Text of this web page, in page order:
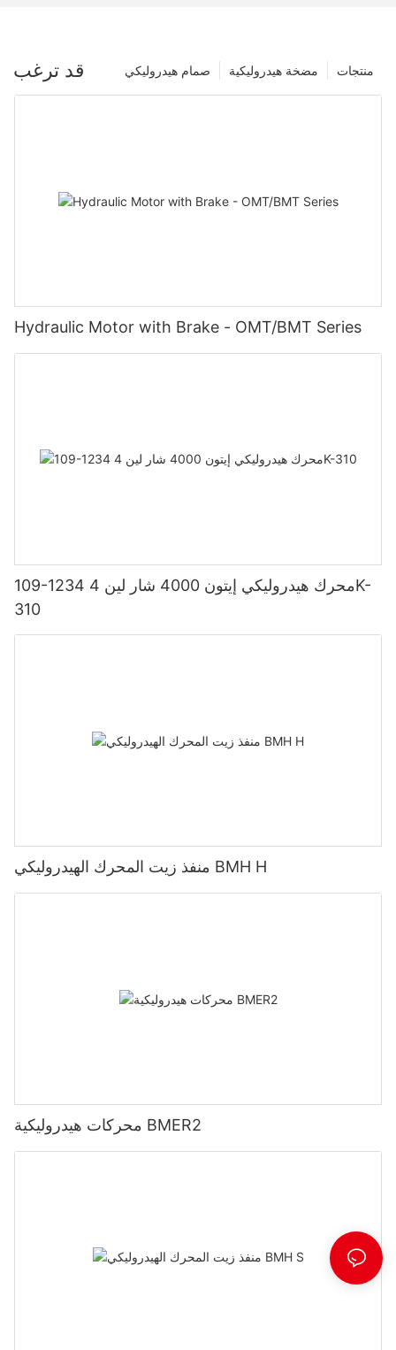
قد ترغب منتجات مضخة هيدروليكية صمام هيدروليكي
Hydraulic Motor with Brake - OMT/BMT Series
109-1234 محرك هيدروليكي إيتون 4000 شار لين 4K-
310
منفذ زيت المحرك الهيدروليكي BMH H
محركات هيدروليكية BMER2